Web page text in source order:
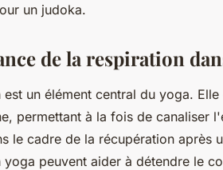
un judoka.
de la respiration
est un élément central du yoga.
permettant à la fois de canaliser
le cadre de la récupération après
yoga peuvent aider à détendre le